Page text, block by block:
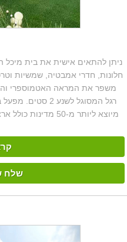
חלונות, חדרי אמבטיה, שמשיות
משפר את המראה האטמוספרי
שלח